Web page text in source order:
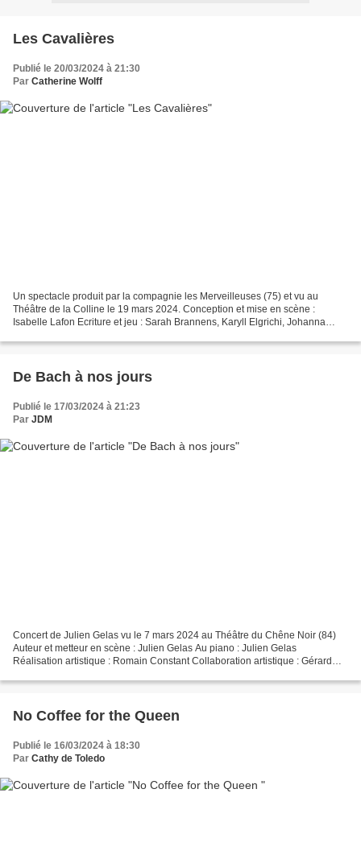
Les Cavalières
Publié le 20/03/2024 à 21:30
Par Catherine Wolff
Un spectacle produit par la compagnie les Merveilleuses (75) et vu au
Théâtre de la Colline le 19 mars 2024. Conception et mise en scène :
Isabelle Lafon Ecriture et jeu : Sarah Brannens, Karyll Elgrichi, Johanna
De Bach à nos jours
Publié le 17/03/2024 à 21:23
Par JDM
Concert de Julien Gelas vu le 7 mars 2024 au Théâtre du Chêne Noir (84)
Auteur et metteur en scène : Julien Gelas Au piano : Julien Gelas
Réalisation artistique : Romain Constant Collaboration artistique : Gérard
No Coffee for the Queen
Publié le 16/03/2024 à 18:30
Par Cathy de Toledo